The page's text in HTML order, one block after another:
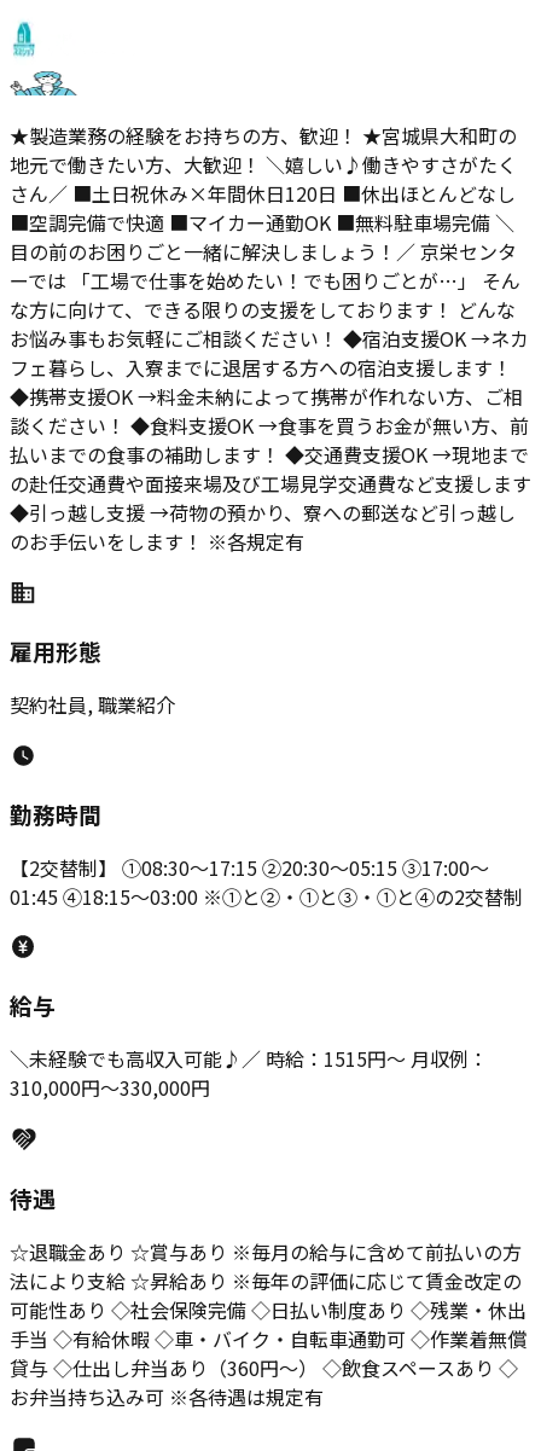
★製造業務の経験をお持ちの方、歓迎！ ★宮城県大和町の
地元で働きたい方、大歓迎！ ＼嬉しい♪働きやすさがたく
さん／ ■土日祝休み×年間休日120日 ■休出ほとんどなし
■空調完備で快適 ■マイカー通勤OK ■無料駐車場完備 ＼
目の前のお困りごと一緒に解決しましょう！／ 京栄センタ
ーでは 「工場で仕事を始めたい！でも困りごとが…」 そん
な方に向けて、できる限りの支援をしております！ どんな
お悩み事もお気軽にご相談ください！ ◆宿泊支援OK →ネカ
フェ暮らし、入寮までに退居する方への宿泊支援します！
◆携帯支援OK →料金未納によって携帯が作れない方、ご相
談ください！ ◆食料支援OK →食事を買うお金が無い方、前
払いまでの食事の補助します！ ◆交通費支援OK →現地まで
の赴任交通費や面接来場及び工場見学交通費など支援します
◆引っ越し支援 →荷物の預かり、寮への郵送など引っ越し
のお手伝いをします！ ※各規定有
雇用形態
契約社員, 職業紹介
勤務時間
【2交替制】 ①08:30～17:15 ②20:30～05:15 ③17:00～
01:45 ④18:15～03:00 ※①と②・①と③・①と④の2交替制
給与
＼未経験でも高収入可能♪／ 時給：1515円～ 月収例：
310,000円～330,000円
待遇
☆退職金あり ☆賞与あり ※毎月の給与に含めて前払いの方
法により支給 ☆昇給あり ※毎年の評価に応じて賃金改定の
可能性あり ◇社会保険完備 ◇日払い制度あり ◇残業・休出
手当 ◇有給休暇 ◇車・バイク・自転車通勤可 ◇作業着無償
貸与 ◇仕出し弁当あり（360円～） ◇飲食スペースあり ◇
お弁当持ち込み可 ※各待遇は規定有